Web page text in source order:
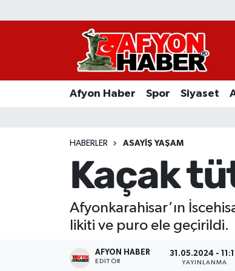
Afyon Haber Spor Siyaset
HABERLER ASAYIŞ YAŞAM
Kaçak
Afyonkarahisar’ın
likiti ve puro ele geçirildi.
AFYON HABER
EDITÖR
31.05.2024 -
YAYINLANMA
Afyon Haber
Asayiş Yaşam
Sivil Toplum
Ekonomi